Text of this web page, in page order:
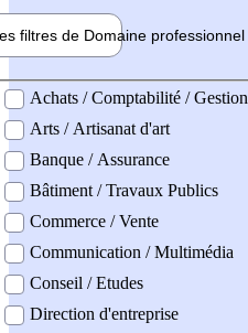
filtres de Domaine professionnel
professionel
Achats / Comptabilité / Gestion
Arts / Artisanat d'art
Banque / Assurance
Bâtiment / Travaux Publics
Commerce / Vente
Communication / Multimédia
Conseil / Etudes
Direction d'entreprise